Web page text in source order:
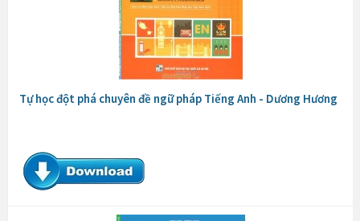
Tự học đột phá chuyên đề ngữ pháp Tiếng Anh - Dương Hương